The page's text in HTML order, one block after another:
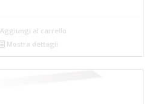
Aggiungi al carrello
Mostra dettagli